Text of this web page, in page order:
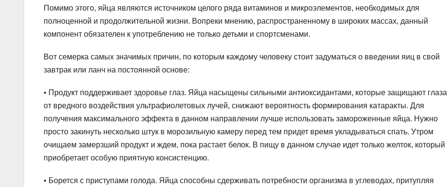
Помимо этого, яйца являются источником целого ряда витаминов и микроэлементов, необходимых для
полноценной и продолжительной жизни. Вопреки мнению, распространенному в широких массах, данный
компонент обязателен к употреблению не только детьми и спортсменами.
Вот семерка самых значимых причин, по которым каждому человеку стоит задуматься о введении яиц в свой
завтрак или ланч на постоянной основе:
• Продукт поддерживает здоровье глаз. Яйца насыщены сильными антиоксидантами, которые защищают глаза
от вредного воздействия ультрафиолетовых лучей, снижают вероятность формирования катаракты. Для
получения максимального эффекта в данном направлении лучше использовать замороженные яйца. Нужно
просто закинуть несколько штук в морозильную камеру перед тем придет время укладываться спать. Утром
очищаем замерзший продукт и ждем, пока растает белок. В пищу в данном случае идет только желток, который
приобретает особую приятную консистенцию.
• Борется с приступами голода. Яйца способны сдерживать потребности организма в углеводах, притупляя